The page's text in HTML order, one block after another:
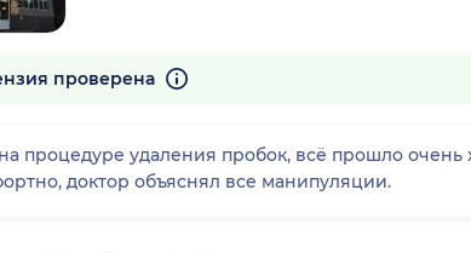
проверена
процедуре удаления пробок, всё прошло
доктор объяснял все манипуляции.